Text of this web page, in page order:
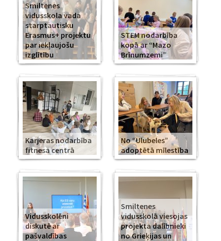
Smiltenes
vidusskola vada
starptautisku
Erasmus+ projektu
par iekļaujošu
izglītību
STEM nodarbība
kopā ar “Mazo
Brīnumzemi”
Karjeras nodarbība
fitnesa centrā
No “Ulubeles”
adoptētā mīlestība
Vidusskolēni
diskutē ar
pašvaldības
Smiltenes
vidusskolā viesojas
projekta dalībnieki
no Grieķijas un